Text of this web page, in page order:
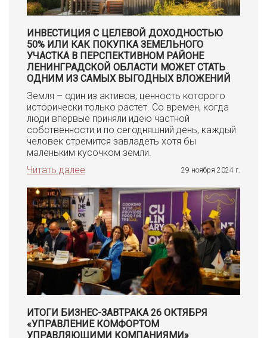
ИНВЕСТИЦИЯ С ЦЕЛЕВОЙ ДОХОДНОСТЬЮ
50% ИЛИ КАК ПОКУПКА ЗЕМЕЛЬНОГО
УЧАСТКА В ПЕРСПЕКТИВНОМ РАЙОНЕ
ЛЕНИНГРАДСКОЙ ОБЛАСТИ МОЖЕТ СТАТЬ
ОДНИМ ИЗ САМЫХ ВЫГОДНЫХ ВЛОЖЕНИЙ
Земля – один из активов, ценность которого
исторически только растет. Со времен, когда
люди впервые приняли идею частной
собственности и по сегодняшний день, каждый
человек стремится завладеть хотя бы
маленьким кусочком земли.
Читать далее
29 ноября 2024 г.
ИТОГИ БИЗНЕС-ЗАВТРАКА 26 ОКТЯБРЯ
«УПРАВЛЕНИЕ КОМФОРТОМ
УПРАВЛЯЮЩИМИ КОМПАНИЯМИ»